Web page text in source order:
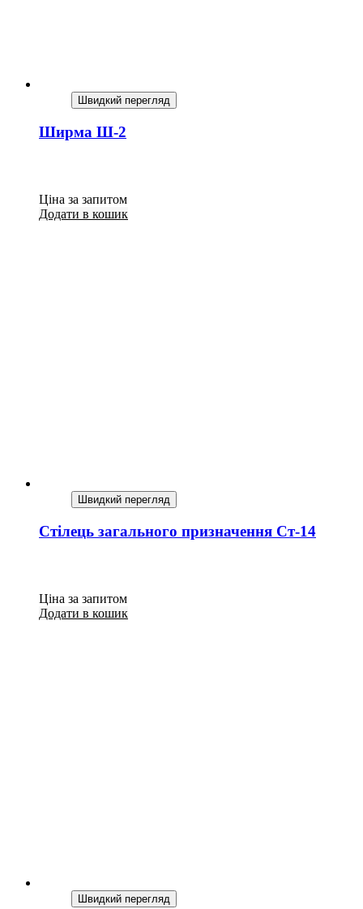
Швидкий перегляд
Ширма Ш-2
Ціна за запитом
Додати в кошик
Швидкий перегляд
Стілець загального призначення Ст-14
Ціна за запитом
Додати в кошик
Швидкий перегляд